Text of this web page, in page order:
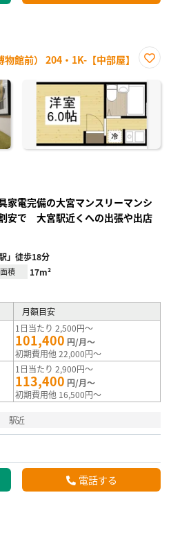
館前） 204・1K-【中部屋】
に入
録
家電完備の大宮マンスリーマンシ
安で 大宮駅近くへの出張や出店
」徒歩18分
面積 17m²
月額目安
1日当たり 2,500円～
101,400 円/月～
初期費用他 22,000円～
1日当たり 2,900円～
113,400 円/月～
初期費用他 16,500円～
駅近
電話する